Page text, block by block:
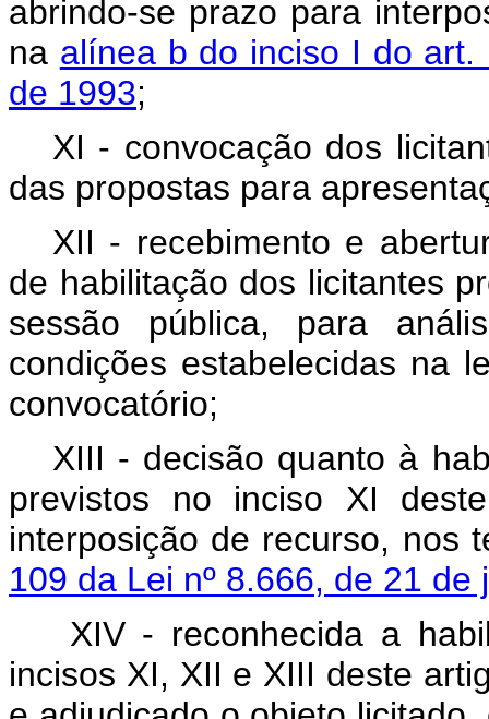
abrindo-se prazo para
na alínea b do inciso I do
de 1993;
XI - convocação dos
das propostas para
XII - recebimento e
de habilitação dos licitantes
sessão pública, para
condições estabelecidas na
convocatório;
XIII - decisão quanto à
previstos no inciso XI
interposição de recurso, nos
109 da Lei nº 8.666, de 21 de
XIV - reconhecida a
incisos XI, XII e XIII deste